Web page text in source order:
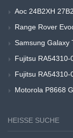
Aoc 24B2XH
Range Rover
Samsung Galaxy
Fujitsu RA54310-
Fujitsu RA54310-
Motorola P8668
HEISSE SUCHE